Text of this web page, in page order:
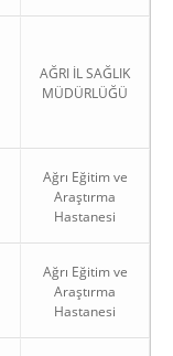
AĞRI İL SAĞLIK
MÜDÜRLÜĞÜ
Ağrı Eğitim ve
Araştırma
Hastanesi
Ağrı Eğitim ve
Araştırma
Hastanesi